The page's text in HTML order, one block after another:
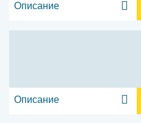
Описание
Описание